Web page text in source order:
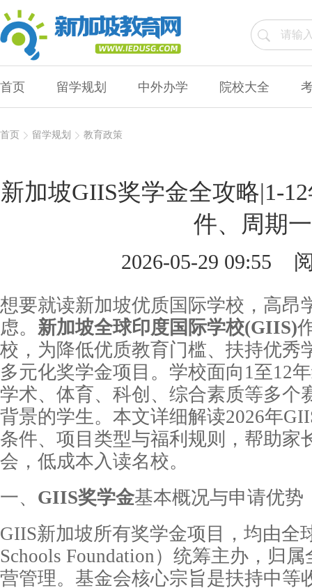
首页 留学规划 中外办学 院校大全
首页 留学规划 教育政策
新加坡GIIS奖学金全攻略|1-
件、周期
2026-05-29 09:55
想要就读新加坡优质国际学校，高昂
虑。 新加坡全球印度国际学校(GIIS)
校，为降低优质教育门槛、扶持优秀
多元化奖学金项目。学校面向1至12
学术、体育、科创、综合素质等多个
背景的学生。本文详细解读2026年
条件、项目类型与福利规则，帮助家
会，低成本入读名校。
一、 GIIS奖学金基本概况与申请优势
GIIS新加坡所有奖学金项目，均由全
Schools Foundation）统筹主办，归
营管理。基金会核心宗旨是扶持中等